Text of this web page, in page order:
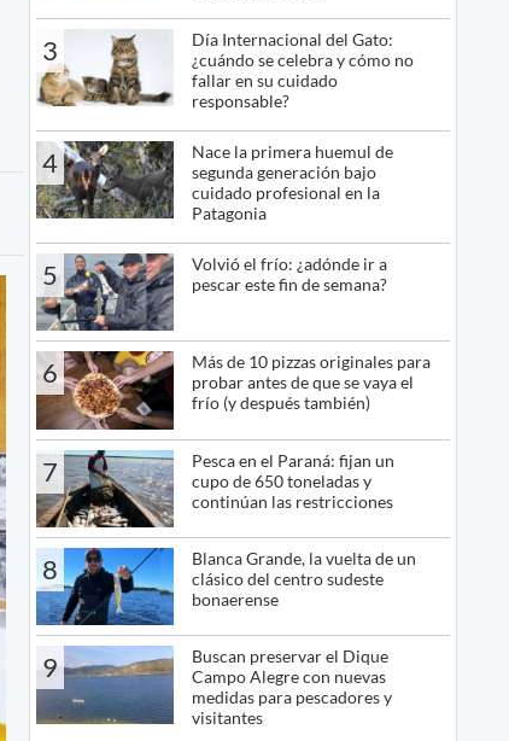
3
Día Internacional del Gato:
¿cuándo se celebra y cómo no
fallar en su cuidado
responsable?
4
Nace la primera huemul de
segunda generación bajo
cuidado profesional en la
Patagonia
5
Volvió el frío: ¿adónde ir a
pescar este fin de semana?
6
Más de 10 pizzas originales para
probar antes de que se vaya el
frío (y después también)
7
Pesca en el Paraná: fijan un
cupo de 650 toneladas y
continúan las restricciones
8
Blanca Grande, la vuelta de un
clásico del centro sudeste
bonaerense
9
Buscan preservar el Dique
Campo Alegre con nuevas
medidas para pescadores y
visitantes